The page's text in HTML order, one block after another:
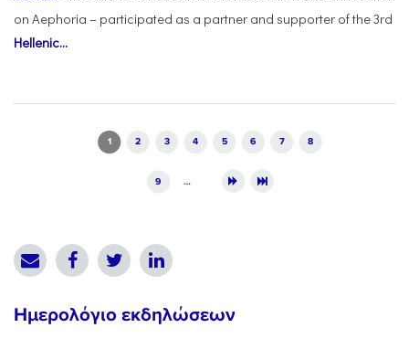
on Aephoria – participated as a partner and supporter of the 3rd
Hellenic...
1 2 3 4 5 6 7 8
9 …
Ημερολόγιο εκδηλώσεων